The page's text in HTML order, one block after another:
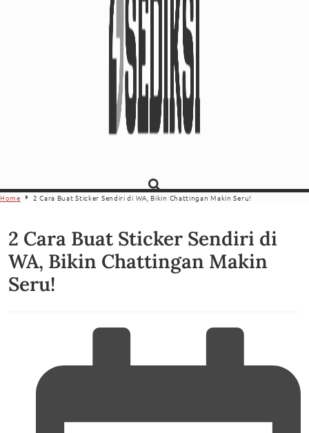
Home 2 Cara Buat Sticker Sendiri di WA, Bikin Chattingan Makin Seru!
2 Cara Buat Sticker Sendiri di
WA, Bikin Chattingan Makin
Seru!